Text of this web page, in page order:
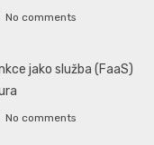
No comments
jako služba (FaaS)
No comments